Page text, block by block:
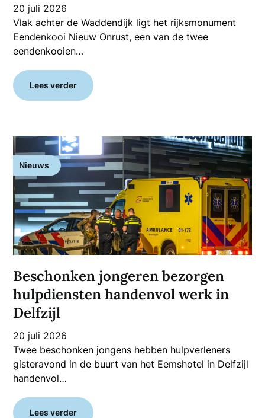
20 juli 2026
Vlak achter de Waddendijk ligt het rijksmonument
Eendenkooi Nieuw Onrust, een van de twee
eendenkooien…
Lees verder
Nieuws
Beschonken jongeren bezorgen
hulpdiensten handenvol werk in
Delfzijl
20 juli 2026
Twee beschonken jongens hebben hulpverleners
gisteravond in de buurt van het Eemshotel in Delfzijl
handenvol…
Lees verder